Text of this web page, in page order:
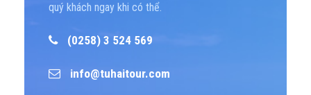
quý khách ngay khi có thể.
(0258) 3 524 569
info@tuhaitour.com